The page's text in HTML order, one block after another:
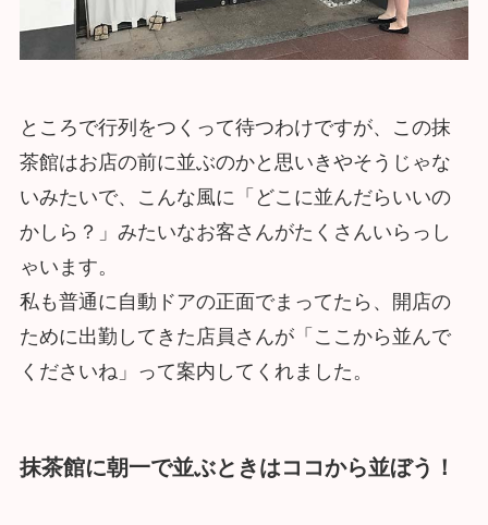
ところで行列をつくって待つわけですが、この抹
茶館はお店の前に並ぶのかと思いきやそうじゃな
いみたいで、こんな風に「どこに並んだらいいの
かしら？」みたいなお客さんがたくさんいらっし
ゃいます。
私も普通に自動ドアの正面でまってたら、開店の
ために出勤してきた店員さんが「ここから並んで
くださいね」って案内してくれました。
抹茶館に朝一で並ぶときはココから並ぼう！